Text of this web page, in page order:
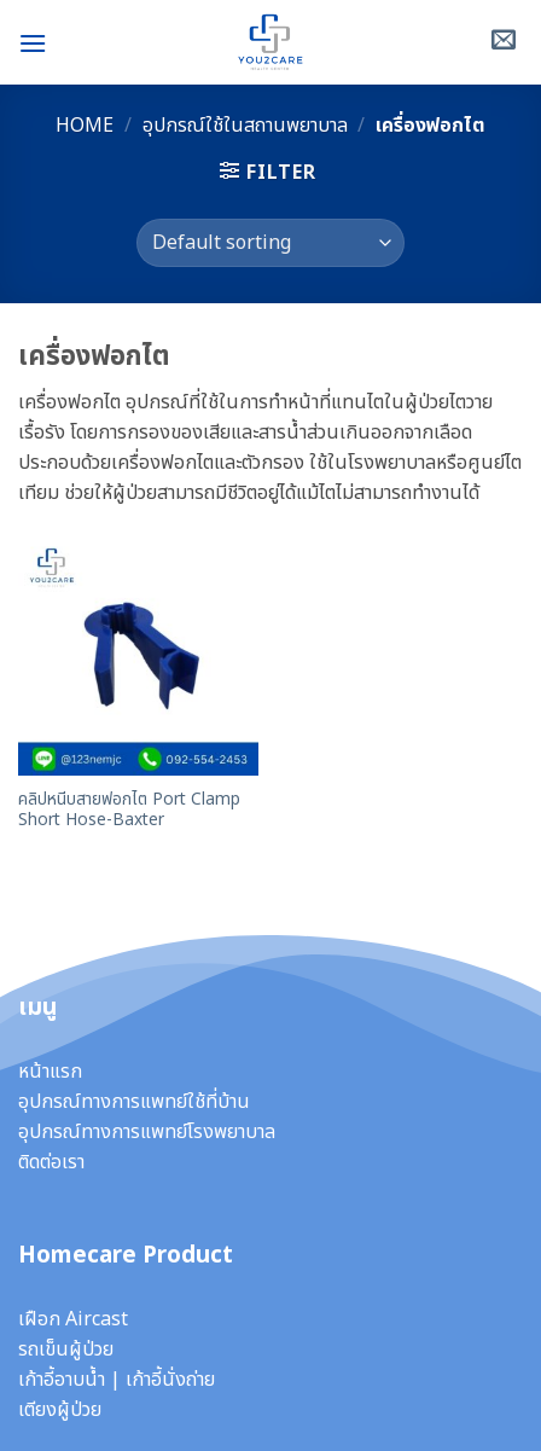
HOME / อุปกรณ์ใช้ในสถานพยาบาล / เครื่องฟอกไต
FILTER
เครื่องฟอกไต
เครื่องฟอกไต อุปกรณ์ที่ใช้ในการทำหน้าที่แทนไตในผู้ป่วยไตวาย
เรื้อรัง โดยการกรองของเสียและสารน้ำส่วนเกินออกจากเลือด
ประกอบด้วยเครื่องฟอกไตและตัวกรอง ใช้ในโรงพยาบาลหรือศูนย์ไต
เทียม ช่วยให้ผู้ป่วยสามารถมีชีวิตอยู่ได้แม้ไตไม่สามารถทำงานได้
คลิปหนีบสายฟอกไต Port Clamp
Short Hose-Baxter
เมนู
หน้าแรก
อุปกรณ์ทางการแพทย์ใช้ที่บ้าน
อุปกรณ์ทางการแพทย์โรงพยาบาล
ติดต่อเรา
Homecare Product
เฝือก Aircast
รถเข็นผู้ป่วย
เก้าอี้อาบน้ำ | เก้าอี้นั่งถ่าย
เตียงผู้ป่วย